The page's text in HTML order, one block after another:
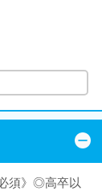
須》◎高卒以